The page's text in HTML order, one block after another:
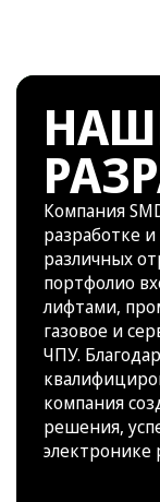
Компания
разработке
различных
портфолио
лифтами,
газовое и
ЧПУ.
компания
решения,
электронике